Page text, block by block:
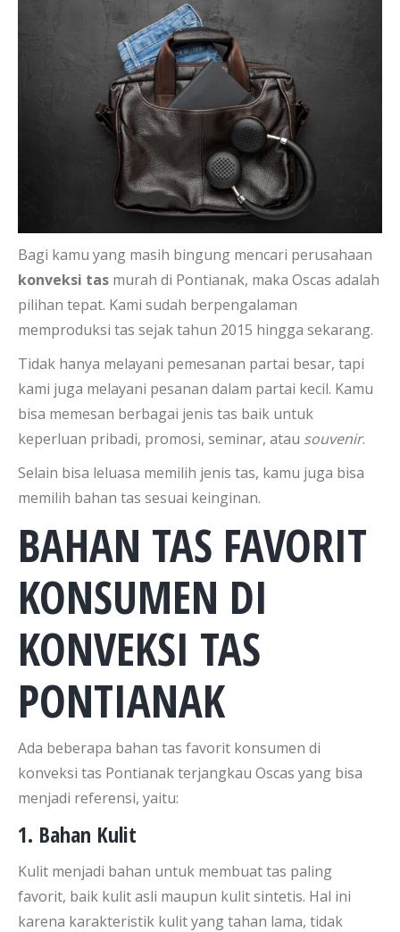
Bagi kamu yang masih bingung mencari perusahaan
konveksi tas murah di Pontianak, maka Oscas adalah
pilihan tepat. Kami sudah berpengalaman
memproduksi tas sejak tahun 2015 hingga sekarang.
Tidak hanya melayani pemesanan partai besar, tapi
kami juga melayani pesanan dalam partai kecil. Kamu
bisa memesan berbagai jenis tas baik untuk
keperluan pribadi, promosi, seminar, atau souvenir.
Selain bisa leluasa memilih jenis tas, kamu juga bisa
memilih bahan tas sesuai keinginan.
BAHAN TAS FAVORIT
KONSUMEN DI
KONVEKSI TAS
PONTIANAK
Ada beberapa bahan tas favorit konsumen di
konveksi tas Pontianak terjangkau Oscas yang bisa
menjadi referensi, yaitu:
1. Bahan Kulit
Kulit menjadi bahan untuk membuat tas paling
favorit, baik kulit asli maupun kulit sintetis. Hal ini
karena karakteristik kulit yang tahan lama, tidak